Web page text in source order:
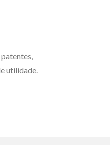
patentes,
utilidade.